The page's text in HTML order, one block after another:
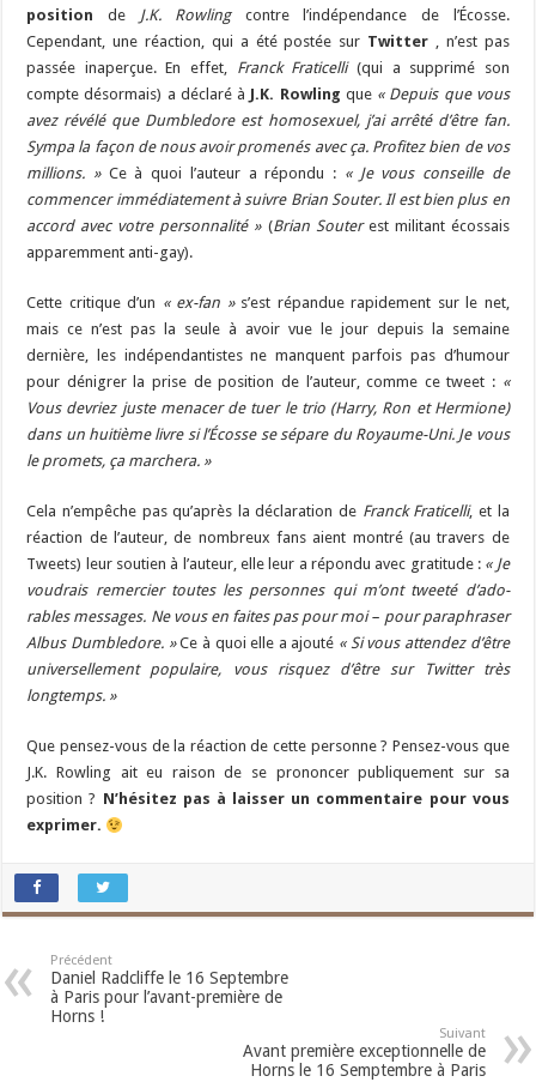
position de J.K. Rowlingcontre l’indépendance de l’Écosse.
Cependant, une réaction, qui a été postée sur Twitter , n’est pas
passée inaperçue. En effet, Franck Frati­celli(qui a supprimé son
compte désormais) a déclaré à J.K. Rowling que « Depuis que vous
avez révélé que Dumble­dore est homo­sexuel, j’ai arrêté d’être fan.
Sympa la façon de nous avoir prome­nés avec ça. Profi­tez bien de vos
millions. »Ce à quoi l’auteur a répondu : « Je vous conseille de
commencer immédiatement à suivre Brian Souter. Il est bien plus en
accord avec votre personnalité »(Brian Souterest militant écossais
apparemment anti-gay).
Cette critique d’un « ex-fan »s’est répandue rapidement sur le net,
mais ce n’est pas la seule à avoir vue le jour depuis la semaine
dernière, les indépendantistes ne manquent parfois pas d’humour
pour dénigrer la prise de position de l’auteur, comme ce tweet : «
Vous devriez juste menacer de tuer le trio (Harry, Ron et Hermione)
dans un huitième livre si l’Écosse se sépare du Royaume-Uni. Je vous
le promets, ça marchera. »
Cela n’empêche pas qu’après la déclaration de Franck Frati­celli, et la
réaction de l’auteur, de nombreux fans aient montré (au travers de
Tweets) leur soutien à l’auteur, elle leur a répondu avec gratitude : « Je
voudrais remer­cier toutes les personnes qui m’ont tweeté d’ado­
rables messages. Ne vous en faites pas pour moi – pour para­phra­ser
Albus Dumble­dore. »Ce à quoi elle a ajouté « Si vous attendez d’être
universellement populaire, vous risquez d’être sur Twitter très
longtemps. »
Que pensez-vous de la réaction de cette personne ? Pensez-vous que
J.K. Rowling ait eu raison de se prononcer publiquement sur sa
position ? N’hésitez pas à laisser un commentaire pour vous
exprimer.
Précédent
Daniel Radcliffe le 16 Septembre
à Paris pour l’avant-première de
Horns !
Suivant
Avant première exceptionnelle de
Horns le 16 Semptembre à Paris